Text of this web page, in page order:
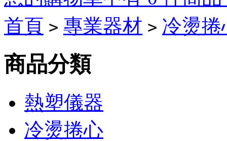
Tory
Burch
Outlet
Sale
Tory
首頁 > 專業器材 > 冷燙捲
商品分類
熱塑儀器
冷燙捲心